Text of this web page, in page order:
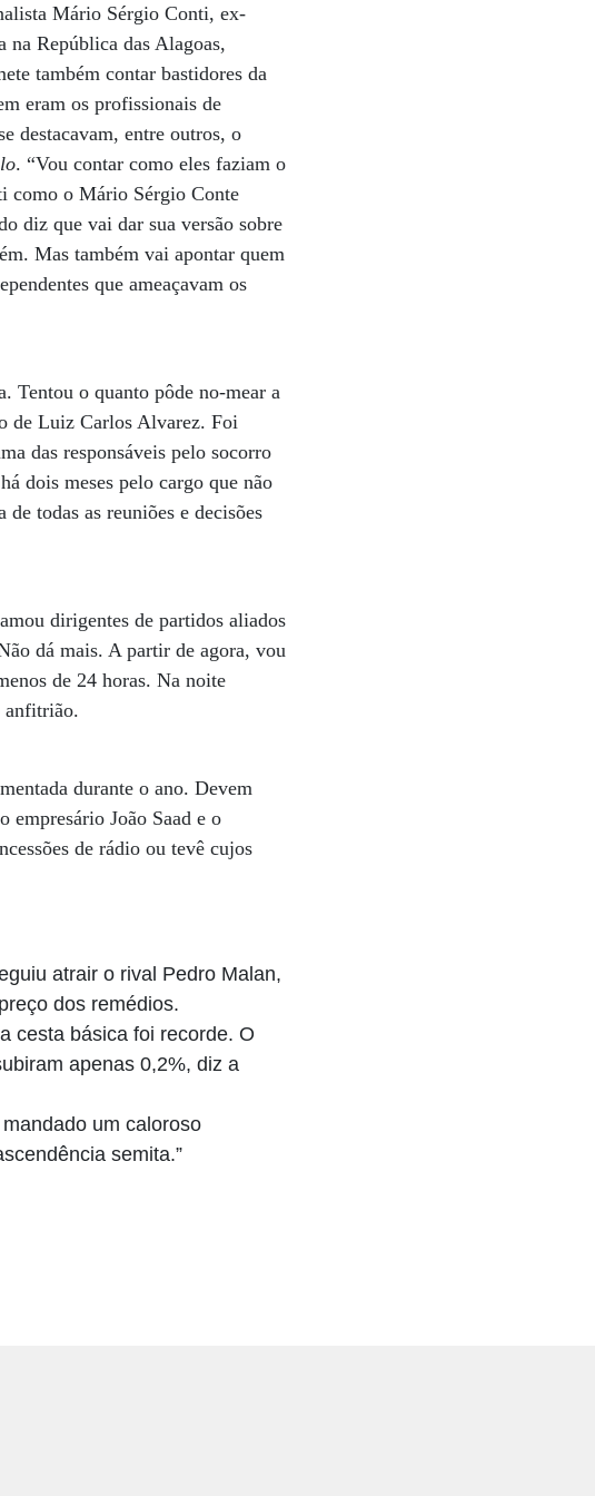
Mário Sérgio Conti, ex-
na República das Alagoas,
também contar bastidores da
eram os profissionais de
destacavam, entre outros, o
. “Vou contar como eles faziam o
como o Mário Sérgio Conte
diz que vai dar sua versão sobre
Mas também vai apontar quem
que ameaçavam os
Tentou o quanto pôde no-mear a
de Luiz Carlos Alvarez. Foi
das responsáveis pelo socorro
dois meses pelo cargo que não
todas as reuniões e decisões
dirigentes de partidos aliados
dá mais. A partir de agora, vou
de 24 horas. Na noite
anfitrião.
durante o ano. Devem
empresário João Saad e o
de rádio ou tevê cujos
atrair o rival Pedro Malan,
dos remédios.
cesta básica foi recorde. O
apenas 0,2%, diz a
um caloroso
semita.”